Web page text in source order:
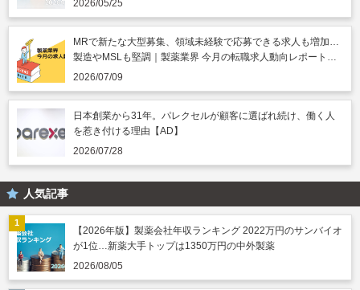
2026/05/25
MRで新たな大型募集、領域未経験で応募できる求人も増加…
製造やMSLも堅調｜製薬業界 今月の転職求人動向レポート
（2026年7月）
2026/07/09
日本創業から31年。パレクセルが顧客に選ばれ続け、働く人
を惹き付ける理由【AD】
2026/07/28
人気記事
【2026年版】製薬会社年収ランキング 2022万円のサンバイオ
が1位…新薬大手トップは1350万円の中外製薬
2026/08/05